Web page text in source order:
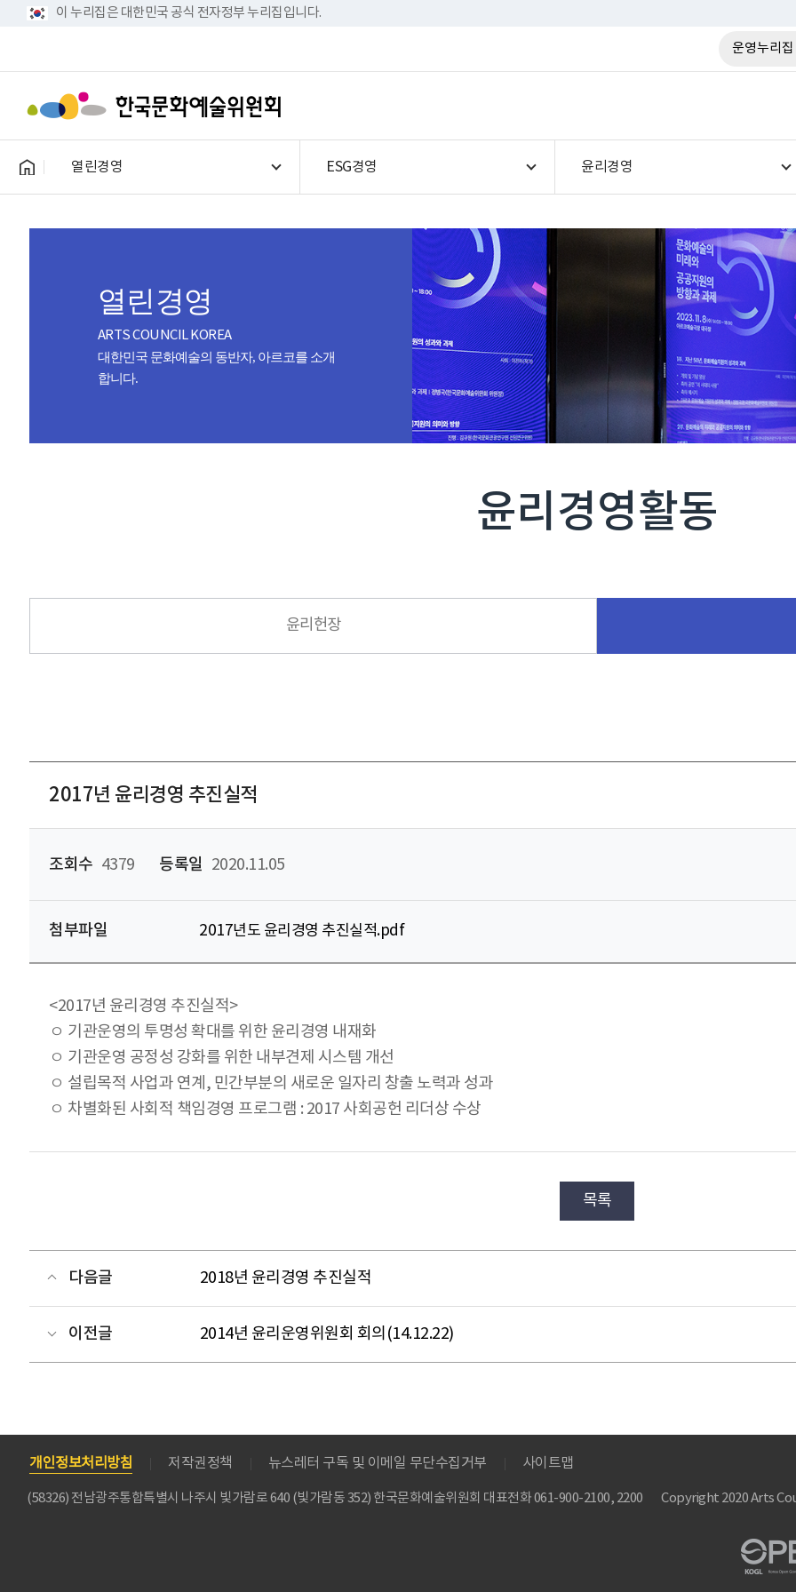
이 누리집은 대한민국 공식 전자정부 누리집입니다.
운영누리집
열린경영 ESG경영 윤리경영
열린경영
ARTS COUNCIL KOREA
대한민국 문화예술의 동반자, 아르코를 소개
합니다.
윤리경영활동
윤리헌장
2017년 윤리경영 추진실적
조회수 4379 등록일 2020.11.05
첨부파일 2017년도 윤리경영 추진실적.pdf
<2017년 윤리경영 추진실적>
ㅇ 기관운영의 투명성 확대를 위한 윤리경영 내재화
ㅇ 기관운영 공정성 강화를 위한 내부견제 시스템 개선
ㅇ 설립목적 사업과 연계, 민간부분의 새로운 일자리 창출 노력과 성과
ㅇ 차별화된 사회적 책임경영 프로그램 : 2017 사회공헌 리더상 수상
목록
다음글 2018년 윤리경영 추진실적
이전글 2014년 윤리운영위원회 회의(14.12.22)
개인정보처리방침 저작권정책 뉴스레터 구독 및 이메일 무단수집거부 사이트맵
(58326) 전남광주통합특별시 나주시 빛가람로 640 (빛가람동 352) 한국문화예술위원회 대표전화 061-900-2100, 2200 Copyright 2020 Arts